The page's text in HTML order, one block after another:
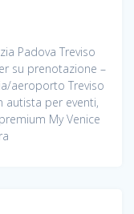
Padova Treviso
su prenotazione –
aeroporto Treviso
autista per eventi,
My Venice